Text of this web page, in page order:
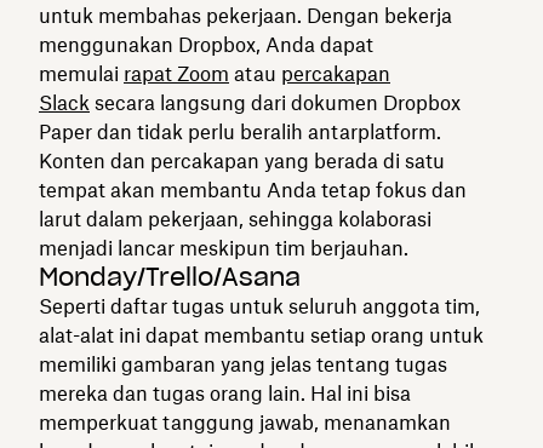
untuk membahas pekerjaan. Dengan bekerja
menggunakan Dropbox, Anda dapat
memulai rapat Zoom atau percakapan
Slack secara langsung dari dokumen Dropbox
Paper dan tidak perlu beralih antarplatform.
Konten dan percakapan yang berada di satu
tempat akan membantu Anda tetap fokus dan
larut dalam pekerjaan, sehingga kolaborasi
menjadi lancar meskipun tim berjauhan.
Monday/Trello/Asana
Seperti daftar tugas untuk seluruh anggota tim,
alat-alat ini dapat membantu setiap orang untuk
memiliki gambaran yang jelas tentang tugas
mereka dan tugas orang lain. Hal ini bisa
memperkuat tanggung jawab, menanamkan